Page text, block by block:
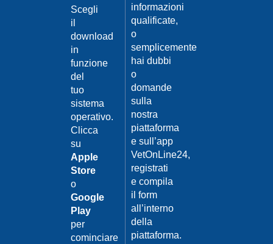
Scegli
il
download
in
funzione
del
tuo
sistema
operativo.
Clicca
su
Apple
Store
o
Google
Play
per
cominciare
informazioni
qualificate,
o
semplicemente
hai dubbi
o
domande
sulla
nostra
piattaforma
e sull’app
VetOnLine24,
registrati
e compila
il form
all’interno
della
piattaforma.